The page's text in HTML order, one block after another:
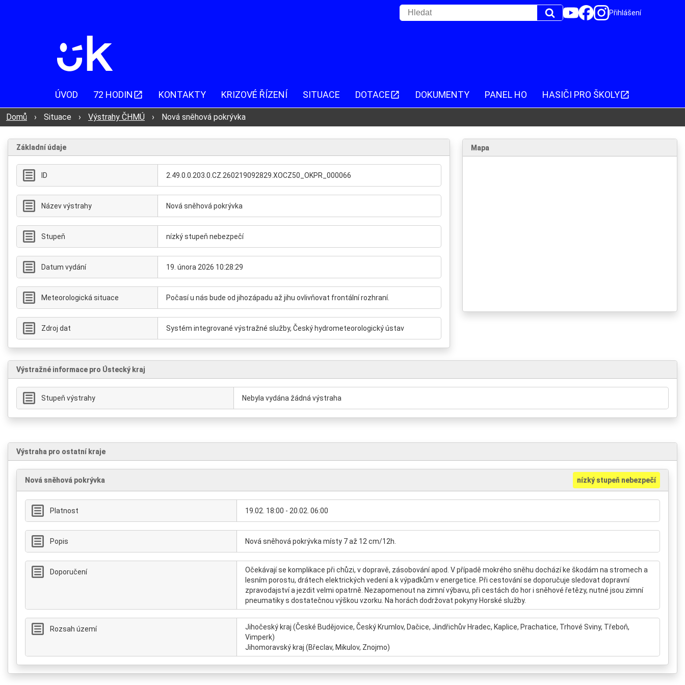
Přihlášení
ÚVOD 72 HODIN KONTAKTY KRIZOVÉ ŘÍZENÍ SITUACE DOTACE DOKUMENTY PANEL HO HASIČI PRO ŠKOLY
Domů › Situace › Výstrahy ČHMÚ › Nová sněhová pokrývka
Základní údaje
ID 2.49.0.0.203.0.CZ.260219092829.XOCZ50_OKPR_000066
Název výstrahy Nová sněhová pokrývka
Stupeň nízký stupeň nebezpečí
Datum vydání 19. února 2026 10:28:29
Meteorologická situace Počasí u nás bude od jihozápadu až jihu ovlivňovat frontální rozhraní.
Zdroj dat Systém integrované výstražné služby, Český hydrometeorologický ústav
Mapa
Výstražné informace pro Ústecký kraj
Stupeň výstrahy Nebyla vydána žádná výstraha
Výstraha pro ostatní kraje
Nová sněhová pokrývka nízký stupeň nebezpečí
Platnost 19.02. 18:00 - 20.02. 06:00
Popis Nová sněhová pokrývka místy 7 až 12 cm/12h.
Doporučení
Očekávají se komplikace při chůzi, v dopravě, zásobování apod. V případě mokrého sněhu dochází ke škodám na stromech a
lesním porostu, drátech elektrických vedení a k výpadkům v energetice. Při cestování se doporučuje sledovat dopravní
zpravodajství a jezdit velmi opatrně. Nezapomenout na zimní výbavu, při cestách do hor i sněhové řetězy, nutné jsou zimní
pneumatiky s dostatečnou výškou vzorku. Na horách dodržovat pokyny Horské služby.
Rozsah území
Jihočeský kraj (České Budějovice, Český Krumlov, Dačice, Jindřichův Hradec, Kaplice, Prachatice, Trhové Sviny, Třeboň,
Vimperk)
Jihomoravský kraj (Břeclav, Mikulov, Znojmo)